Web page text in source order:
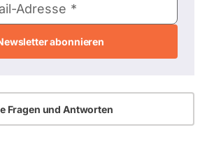
Adresse
Fragen und Antworten